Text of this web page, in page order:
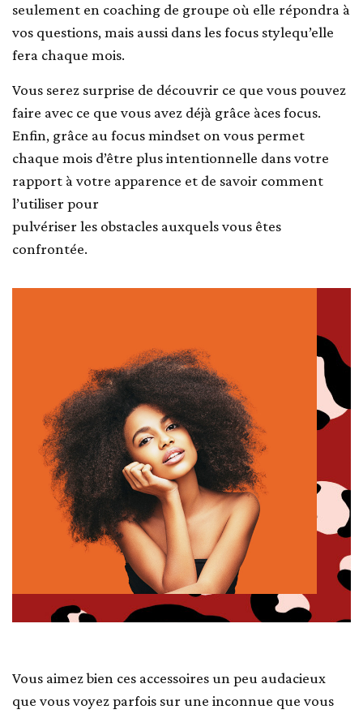
seulement en coaching de groupe où elle répondra à
vos questions, mais aussi dans les focus stylequ’elle
fera chaque mois.
Vous serez surprise de découvrir ce que vous pouvez
faire avec ce que vous avez déjà grâce àces focus.
Enfin, grâce au focus mindset on vous permet
chaque mois d’être plus intentionnelle dans votre
rapport à votre apparence et de savoir comment
l’utiliser pour
pulvériser les obstacles auxquels vous êtes
confrontée.
Vous aimez bien ces accessoires un peu audacieux
que vous voyez parfois sur une inconnue que vous